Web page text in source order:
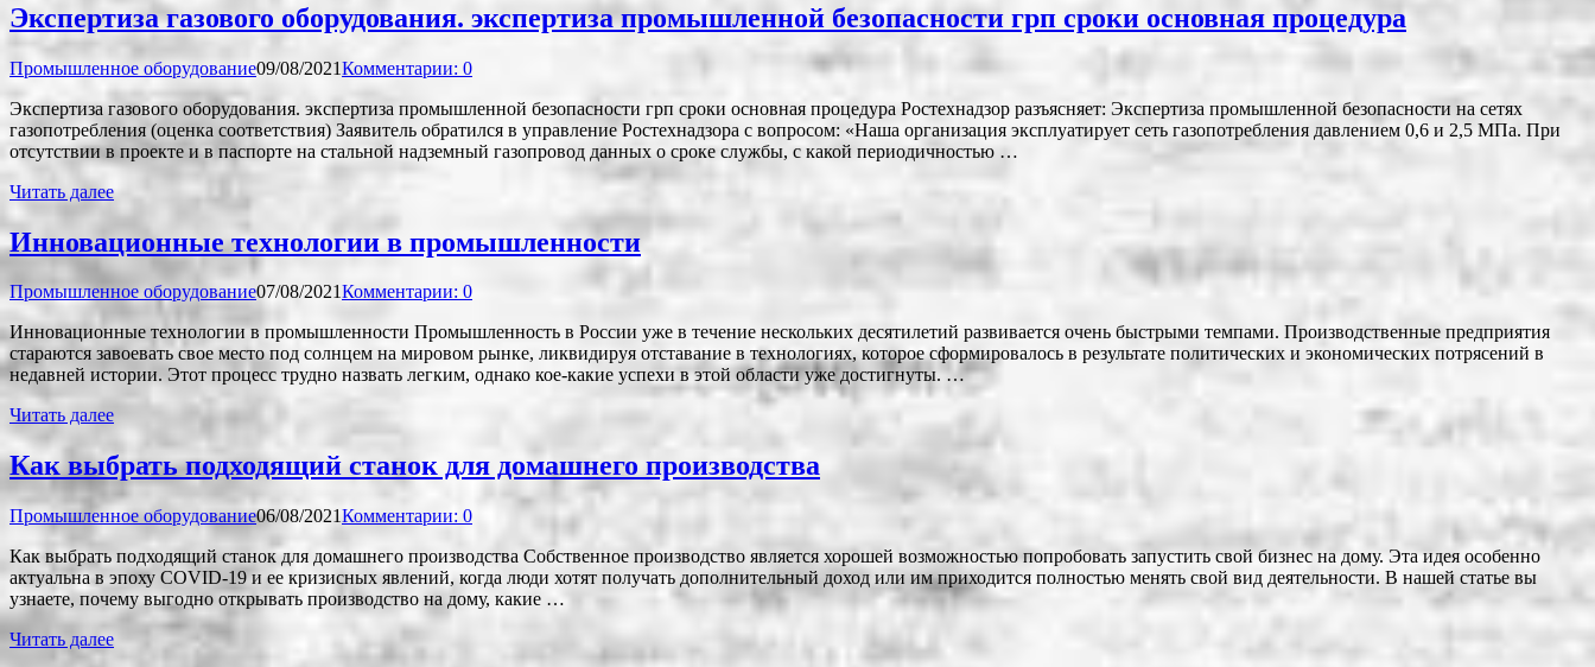
Экспертиза газового оборудования. экспертиза промышленной безопасности грп сроки основная процедура
Промышленное оборудование09/08/2021Комментарии: 0
Экспертиза газового оборудования. экспертиза промышленной безопасности грп сроки основная процедура Ростехнадзор разъясняет: Экспертиза промышленной безопасности на сетях
газопотребления (оценка соответствия) Заявитель обратился в управление Ростехнадзора с вопросом: «Наша организация эксплуатирует сеть газопотребления давлением 0,6 и 2,5 МПа. При
отсутствии в проекте и в паспорте на стальной надземный газопровод данных о сроке службы, с какой периодичностью …
Читать далее
Инновационные технологии в промышленности
Промышленное оборудование07/08/2021Комментарии: 0
Инновационные технологии в промышленности Промышленность в России уже в течение нескольких десятилетий развивается очень быстрыми темпами. Производственные предприятия
стараются завоевать свое место под солнцем на мировом рынке, ликвидируя отставание в технологиях, которое сформировалось в результате политических и экономических потрясений в
недавней истории. Этот процесс трудно назвать легким, однако кое-какие успехи в этой области уже достигнуты. …
Читать далее
Как выбрать подходящий станок для домашнего производства
Промышленное оборудование06/08/2021Комментарии: 0
Как выбрать подходящий станок для домашнего производства Собственное производство является хорошей возможностью попробовать запустить свой бизнес на дому. Эта идея особенно
актуальна в эпоху COVID-19 и ее кризисных явлений, когда люди хотят получать дополнительный доход или им приходится полностью менять свой вид деятельности. В нашей статье вы
узнаете, почему выгодно открывать производство на дому, какие …
Читать далее